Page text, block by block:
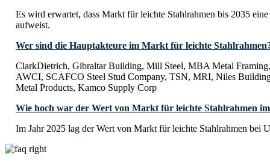
Es wird erwartet, dass Markt für leichte Stahlrahmen bis 2035
aufweist.
Wer sind die Hauptakteure im Markt für leichte
ClarkDietrich, Gibraltar Building, Mill Steel, MBA Metal
AWCI, SCAFCO Steel Stud Company, TSN, MRI, Niles
Metal Products, Kamco Supply Corp
Wie hoch war der Wert von Markt für leichte Stahlrahmen
Im Jahr 2025 lag der Wert von Markt für leichte Stahlrahmen bei